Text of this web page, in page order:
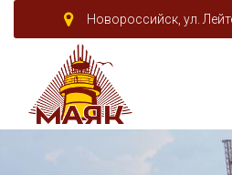
Новороссийск, ул.